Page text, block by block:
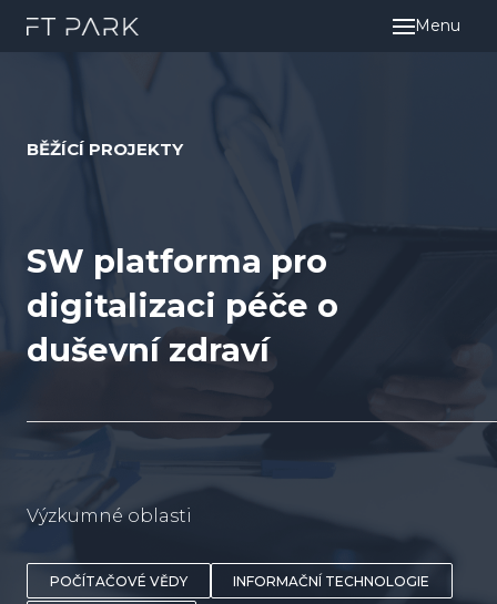
Menu
BĚŽÍCÍ PROJEKTY
SW platforma pro
digitalizaci péče o
duševní zdraví
Výzkumné oblasti
POČÍTAČOVÉ VĚDY INFORMAČNÍ TECHNOLOGIE